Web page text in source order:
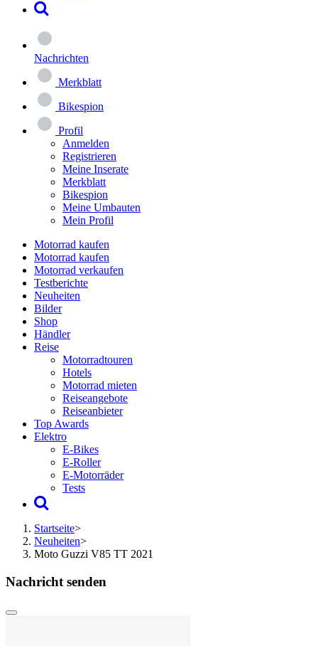
Nachrichten
Merkblatt
Bikespion
Profil
Anmelden
Registrieren
Meine Inserate
Merkblatt
Bikespion
Meine Umbauten
Mein Profil
Motorrad kaufen
Motorrad kaufen
Motorrad verkaufen
Testberichte
Neuheiten
Bilder
Shop
Händler
Reise
Motorradtouren
Hotels
Motorrad mieten
Reiseangebote
Reiseanbieter
Top Awards
Elektro
E-Bikes
E-Roller
E-Motorräder
Tests
Startseite>
Neuheiten>
Moto Guzzi V85 TT 2021
Nachricht senden